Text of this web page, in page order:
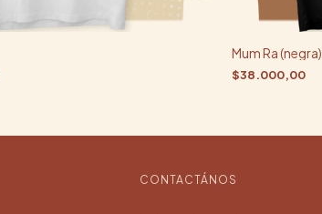
Mum Ra (negra)
$38.000,00
CONTACTÁNOS